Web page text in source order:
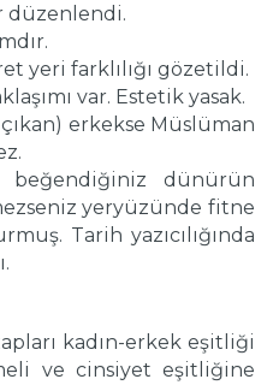
düzenlendi.
yeri farklılığı gözetildi.
var. Estetik yasak.
erkekse Müslüman
beğendiğiniz dünürün
yeryüzünde fitne
Tarih yazıcılığında
kadın-erkek eşitliği
ve cinsiyet eşitliğine